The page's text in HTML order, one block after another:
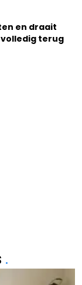
en draait
terug
.